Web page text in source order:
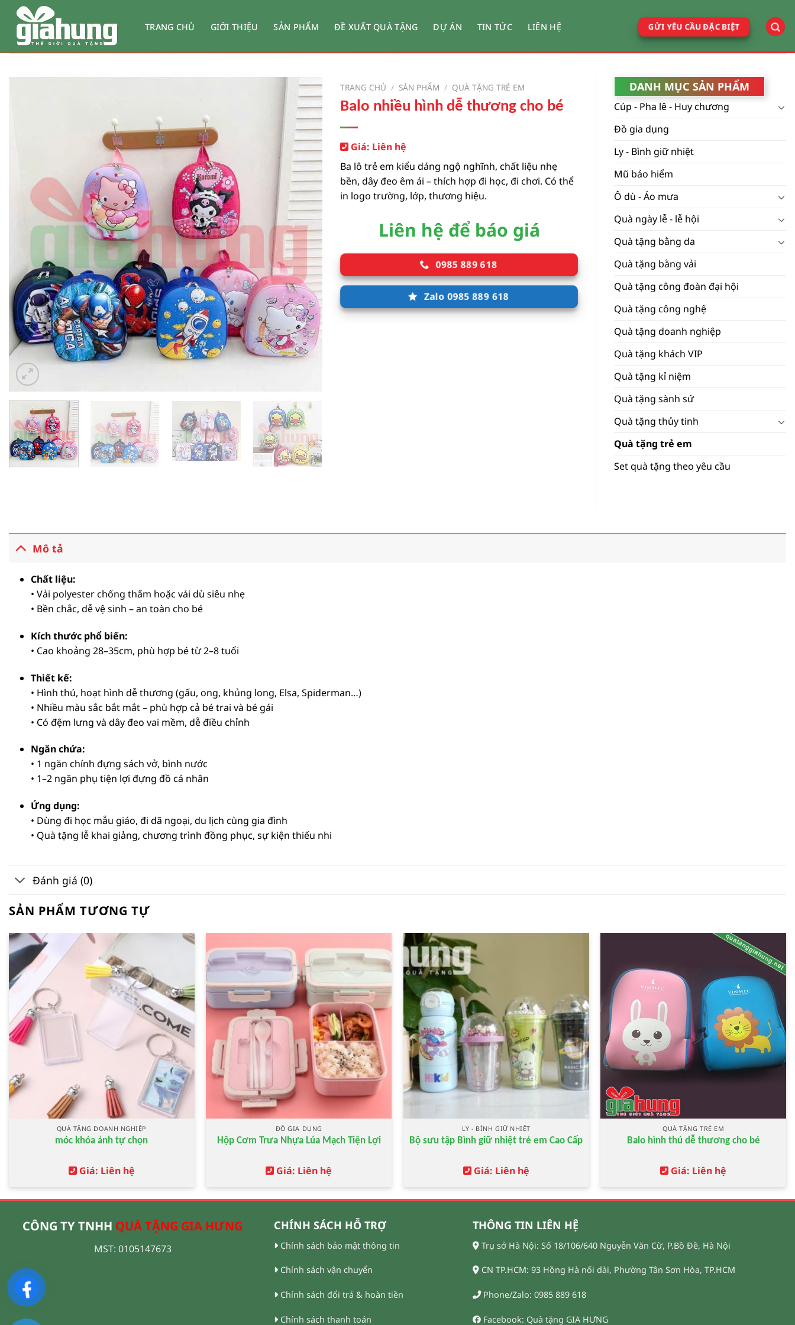
dung
TRANG CHỦ GIỚI THIỆU SẢN PHẨM ĐỀ XUẤT QUÀ TẶNG DỰ ÁN TIN TỨC LIÊN HỆ GỬI YÊU CẦU ĐẶC BIỆT
TRANG CHỦ / SẢN PHẨM / QUÀ TẶNG TRẺ EM
Balo nhiều hình dễ thương cho bé
Giá: Liên hệ
Ba lô trẻ em kiểu dáng ngộ nghĩnh, chất liệu nhẹ
bền, dây đeo êm ái – thích hợp đi học, đi chơi. Có thể
in logo trường, lớp, thương hiệu.
Liên hệ để báo giá
0985 889 618
Zalo 0985 889 618
DANH MỤC SẢN PHẨM
Cúp - Pha lê - Huy chương
Đồ gia dụng
Ly - Bình giữ nhiệt
Mũ bảo hiểm
Ô dù - Áo mưa
Quà ngày lễ - lễ hội
Quà tặng bằng da
Quà tặng bằng vải
Quà tặng công đoàn đại hội
Quà tặng công nghệ
Quà tặng doanh nghiệp
Quà tặng khách VIP
Quà tặng kỉ niệm
Quà tặng sành sứ
Quà tặng thủy tinh
Quà tặng trẻ em
Set quà tặng theo yêu cầu
Mô tả
Chất liệu:
• Vải polyester chống thấm hoặc vải dù siêu nhẹ
• Bền chắc, dễ vệ sinh – an toàn cho bé
Kích thước phổ biến:
• Cao khoảng 28–35cm, phù hợp bé từ 2–8 tuổi
Thiết kế:
• Hình thú, hoạt hình dễ thương (gấu, ong, khủng long, Elsa, Spiderman…)
• Nhiều màu sắc bắt mắt – phù hợp cả bé trai và bé gái
• Có đệm lưng và dây đeo vai mềm, dễ điều chỉnh
Ngăn chứa:
• 1 ngăn chính đựng sách vở, bình nước
• 1–2 ngăn phụ tiện lợi đựng đồ cá nhân
Ứng dụng:
• Dùng đi học mẫu giáo, đi dã ngoại, du lịch cùng gia đình
• Quà tặng lễ khai giảng, chương trình đồng phục, sự kiện thiếu nhi
Đánh giá (0)
SẢN PHẨM TƯƠNG TỰ
QUÀ TẶNG DOANH NGHIỆP
móc khóa ảnh tự chọn
Giá: Liên hệ
ĐỒ GIA DỤNG
Hộp Cơm Trưa Nhựa Lúa Mạch Tiện Lợi
Giá: Liên hệ
LY - BÌNH GIỮ NHIỆT
Bộ sưu tập Bình giữ nhiệt trẻ em Cao Cấp
Giá: Liên hệ
QUÀ TẶNG TRẺ EM
Balo hình thú dễ thương cho bé
Giá: Liên hệ
CÔNG TY TNHH QUÀ TẶNG GIA HƯNG
MST: 0105147673
CHÍNH SÁCH HỖ TRỢ
Chính sách bảo mật thông tin
Chính sách vận chuyển
Chính sách đổi trả & hoàn tiền
Chính sách thanh toán
THÔNG TIN LIÊN HỆ
Trụ sở Hà Nội: Số 18/106/640 Nguyễn Văn Cừ, P.Bồ Đề, Hà Nội
CN TP.HCM: 93 Hồng Hà nối dài, Phường Tân Sơn Hòa, TP.HCM
Phone/Zalo: 0985 889 618
Facebook: Quà tặng GIA HƯNG